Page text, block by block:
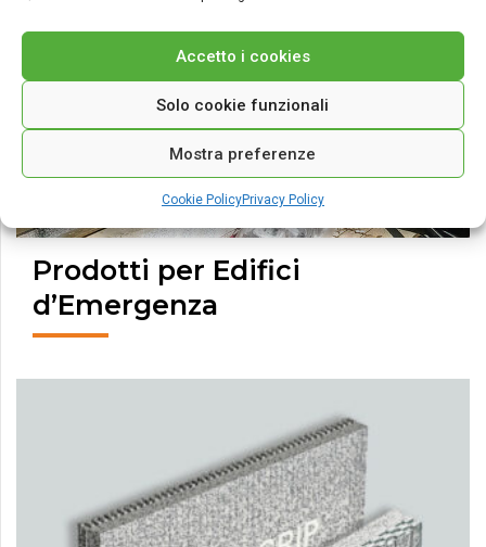
Accetto i cookies
Solo cookie funzionali
Mostra preferenze
Cookie PolicyPrivacy Policy
Prodotti per Edifici
d’Emergenza